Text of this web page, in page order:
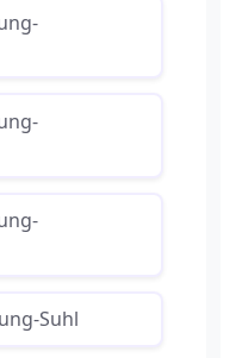
Suhl